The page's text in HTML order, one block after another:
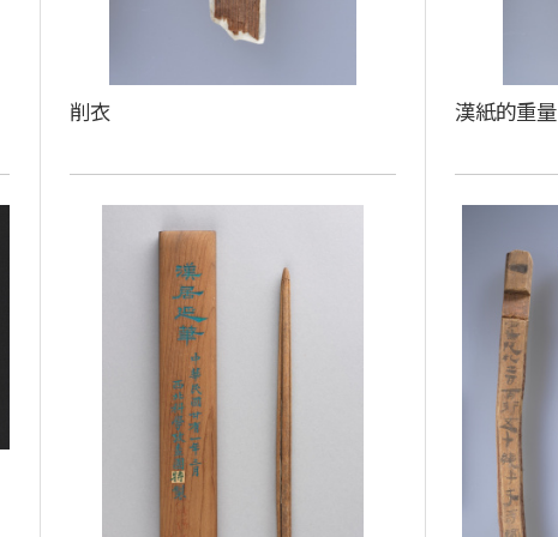
削衣 漢紙的重量